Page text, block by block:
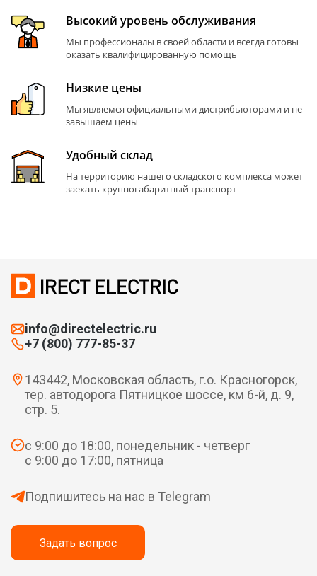
Высокий уровень обслуживания
Мы профессионалы в своей области и всегда готовы
оказать квалифицированную помощь
Низкие цены
Мы являемся официальными дистрибьюторами и не
завышаем цены
Удобный склад
На территорию нашего складского комплекса может
заехать крупногабаритный транспорт
info@directelectric.ru
+7 (800) 777-85-37
143442, Московская область, г.о. Красногорск,
тер. автодорога Пятницкое шоссе, км 6-й, д. 9,
стр. 5.
с 9:00 до 18:00, понедельник - четверг
с 9:00 до 17:00, пятница
Подпишитесь на нас в Telegram
Задать вопрос